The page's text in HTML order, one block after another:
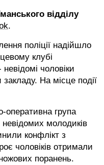
відділу
.
поліції надійшло
клубі
чоловіки
закладу. На місце події
оперативна група
молодиків
конфлікт з
чоловіків отримали
поранень.